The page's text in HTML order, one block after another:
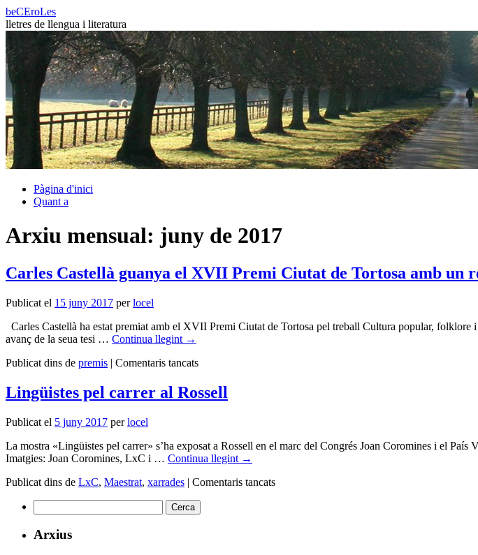
Vés
al
contingut
beCEroLes
lletres de llengua i literatura
Pàgina d'inici
Quant a
Arxiu mensual: juny de 2017
Carles Castellà guanya el XVII Premi Ciutat de Tortosa amb un
Publicat el 15 juny 2017 per locel
Carles Castellà ha estat premiat amb el XVII Premi Ciutat de Tortosa pel treball Cultura popular,
avanç de la seua tesi … Continua llegint →
Publicat dins de premis | Comentaris tancatsa
Castellà
guanya
Ciutat
de
amb
un
recull
Lingüistes pel carrer al Rossell
Publicat el 5 juny 2017 per locel
La mostra «Lingüistes pel carrer» s’ha exposat a Rossell en el marc del Congrés Joan Coromines i el País
Imatgies: Joan Coromines, LxC i … Continua llegint →
Publicat dins de LxC, Maestrat, xarrades | Comentaris tancatsa
Arxius